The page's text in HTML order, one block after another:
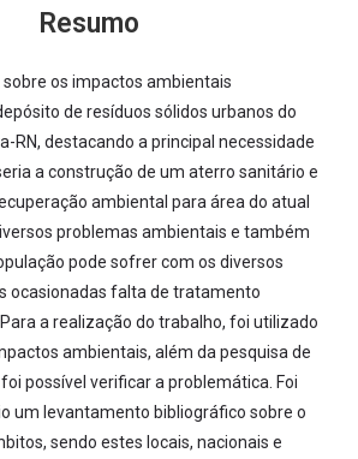
Resumo
os impactos ambientais
de resíduos sólidos urbanos do
RN, destacando a principal necessidade
a construção de um aterro sanitário e
ambiental para área do atual
problemas ambientais e também
pode sofrer com os diversos
ocasionadas falta de tratamento
a realização do trabalho, foi utilizado
ambientais, além da pesquisa de
possível verificar a problemática. Foi
um levantamento bibliográfico sobre o
sendo estes locais, nacionais e